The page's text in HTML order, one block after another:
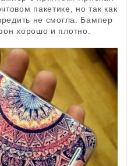
пакетике, но так как
не смогла. Бампер
хорошо и плотно.